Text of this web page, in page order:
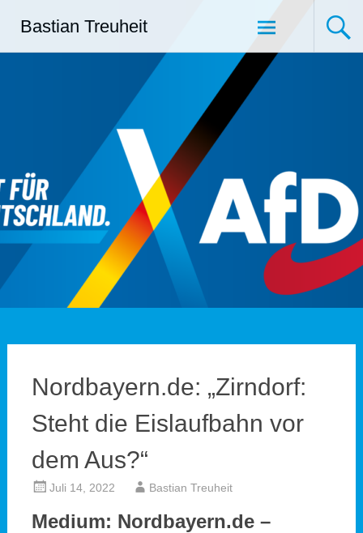
InhaltBastian Treuheit
Nordbayern.de: „Zirndorf:
Steht die Eislaufbahn vor
dem Aus?“
Juli 14, 2022 Bastian Treuheit
Medium: Nordbayern.de –